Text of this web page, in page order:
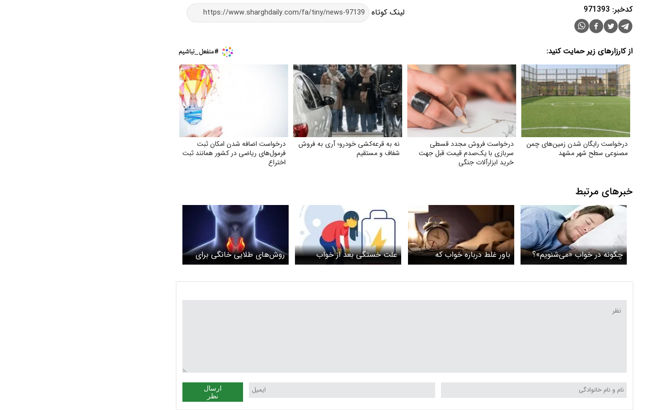
لینک کوتاه کدخبر: 971393
از کارزارهای زیر حمایت کنید:
درخواست رایگان شدن زمین‌های چمن
مصنوعی سطح شهر مشهد
درخواست فروش مجدد قسطی
سربازی با یک‌صدم قیمت قبل جهت
خرید ابزارآلات جنگی
نه به قرعه‌کشی خودرو؛ آری به فروش
شفاف و مستقیم
درخواست اضافه شدن امکان ثبت
فرمول‌های ریاضی در کشور همانند ثبت
اختراع
خبرهای مرتبط
چگونه در خواب «می‌شنویم»؟
باور غلط درباره خواب که
نمیدانید
علت خستگی بعد از خواب
چیست؟
روش‌های طلایی خانگی برای
مقابله با کم‌کاری تیروئید
ارسال
نظر